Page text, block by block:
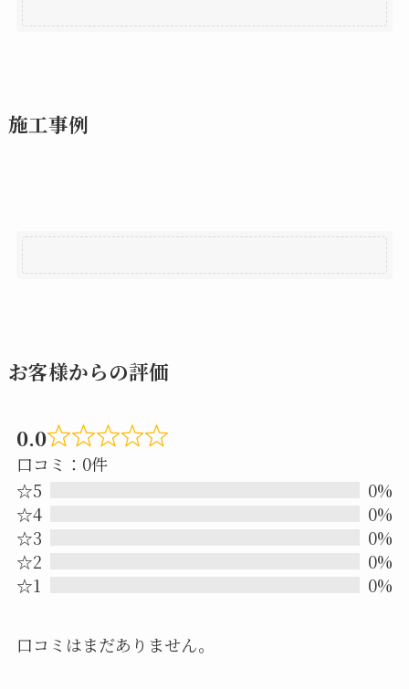
施工事例
お客様からの評価
0.0
Rated
口コミ：0件
☆5
0%
☆4
0%
☆3
0%
☆2
0%
☆1
0%
口コミはまだありません。